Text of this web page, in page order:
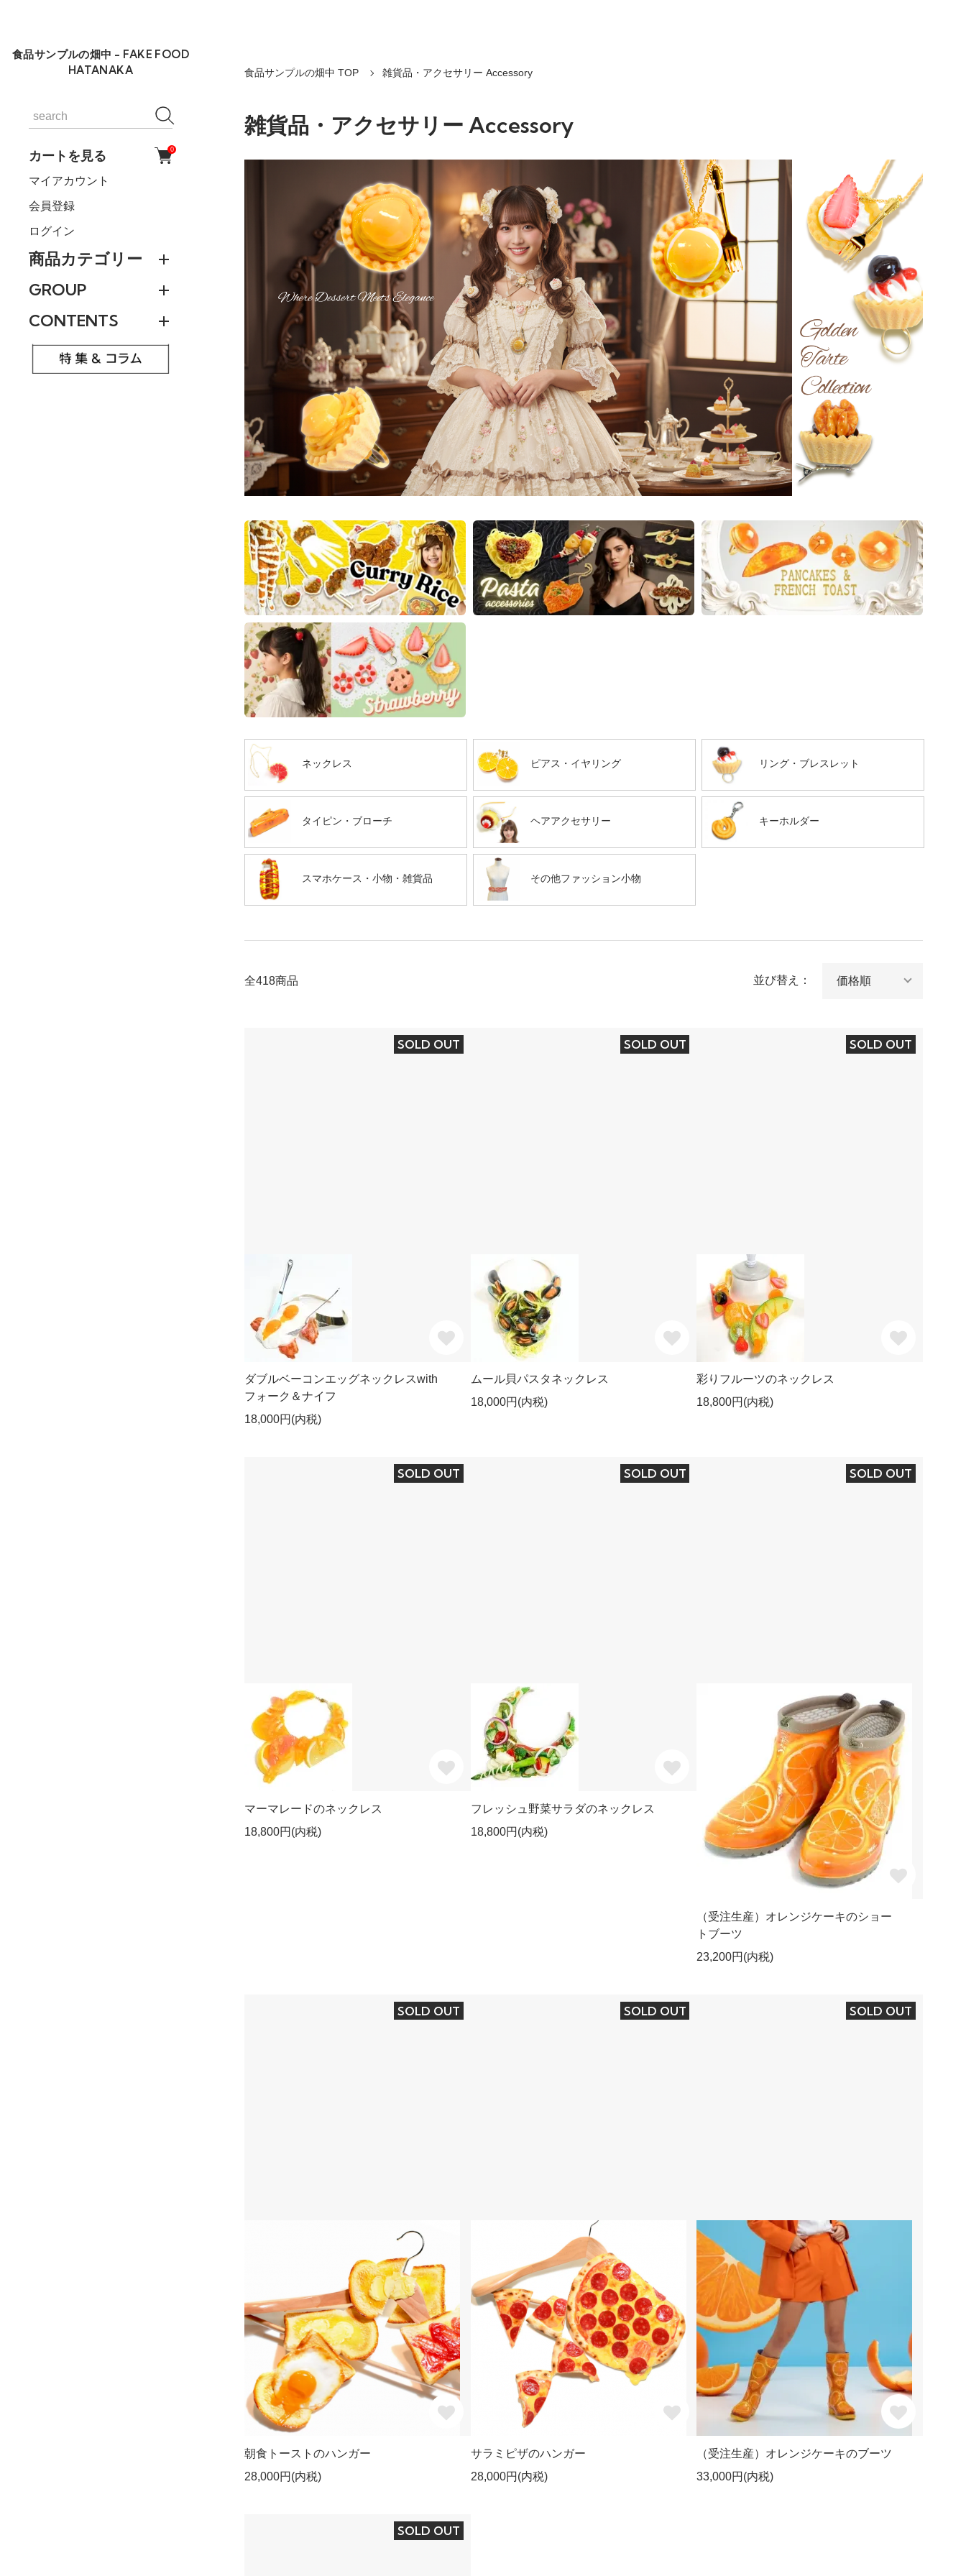
食品サンプルの畑中 - FAKE FOOD
HATANAKA
カートを見る 0
マイアカウント
会員登録
ログイン
商品カテゴリー
GROUP
CONTENTS
食品サンプルの畑中 TOP 雑貨品・アクセサリー Accessory
雑貨品・アクセサリー Accessory
ネックレス ピアス・イヤリング リング・ブレスレット
タイピン・ブローチ ヘアアクセサリー キーホルダー
スマホケース・小物・雑貨品 その他ファッション小物
全418商品 並び替え：
SOLD OUT
ダブルベーコンエッグネックレスwith
フォーク＆ナイフ
18,000円(内税)
SOLD OUT
ムール貝パスタネックレス
18,000円(内税)
SOLD OUT
彩りフルーツのネックレス
18,800円(内税)
SOLD OUT
マーマレードのネックレス
18,800円(内税)
SOLD OUT
フレッシュ野菜サラダのネックレス
18,800円(内税)
SOLD OUT
（受注生産）オレンジケーキのショー
トブーツ
23,200円(内税)
SOLD OUT
朝食トーストのハンガー
28,000円(内税)
SOLD OUT
サラミピザのハンガー
28,000円(内税)
SOLD OUT
（受注生産）オレンジケーキのブーツ
33,000円(内税)
SOLD OUT